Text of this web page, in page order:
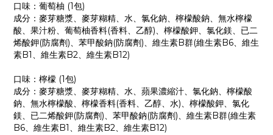
口味：葡萄柚 (1包)
成分：麥芽糖漿、麥芽糊精、水、氯化鈉、檸檬酸鈉、無水檸檬
酸、果汁粉、葡萄柚香料(香料、乙醇)、檸檬酸鉀、氯化鎂、已二
烯酸鉀(防腐劑)、苯甲酸鈉(防腐劑)、維生素B群(維生素B6、維生
素B1、維生素B2、維生素B12)
口味：檸檬 (1包)
成分：麥芽糖漿、麥芽糊精、水、蘋果濃縮汁、氯化鈉、檸檬酸
鈉、無水檸檬酸、檸檬香料(香料、乙醇、水)、檸檬酸鉀、氯化
鎂、已二烯酸鉀(防腐劑)、苯甲酸鈉(防腐劑)、維生素B群(維生素
B6、維生素B1、維生素B2、維生素B12)